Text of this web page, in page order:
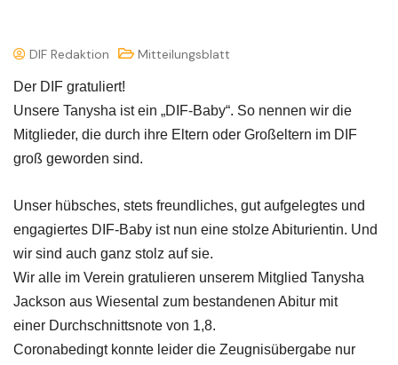
DIF Redaktion Mitteilungsblatt
Der DIF gratuliert!
Unsere Tanysha ist ein „DIF-Baby“. So nennen wir die
Mitglieder, die durch ihre Eltern oder Großeltern im DIF
groß geworden sind.
Unser hübsches, stets freundliches, gut aufgelegtes und
engagiertes DIF-Baby ist nun eine stolze Abiturientin. Und
wir sind auch ganz stolz auf sie.
Wir alle im Verein gratulieren unserem Mitglied Tanysha
Jackson aus Wiesental zum bestandenen Abitur mit
einer Durchschnittsnote von 1,8.
Coronabedingt konnte leider die Zeugnisübergabe nur